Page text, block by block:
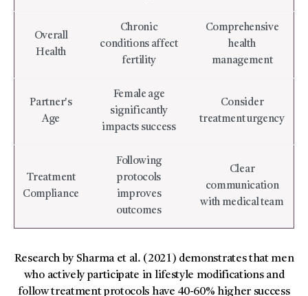
Overall
Health
Chronic
conditions affect
fertility
Comprehensive
health
management
Partner's
Age
Female age
significantly
impacts success
Consider
treatment urgency
Treatment
Compliance
Following
protocols
improves
outcomes
Clear
communication
with medical team
Research by Sharma et al. (2021) demonstrates that men
who actively participate in lifestyle modifications and
follow treatment protocols have 40-60% higher success